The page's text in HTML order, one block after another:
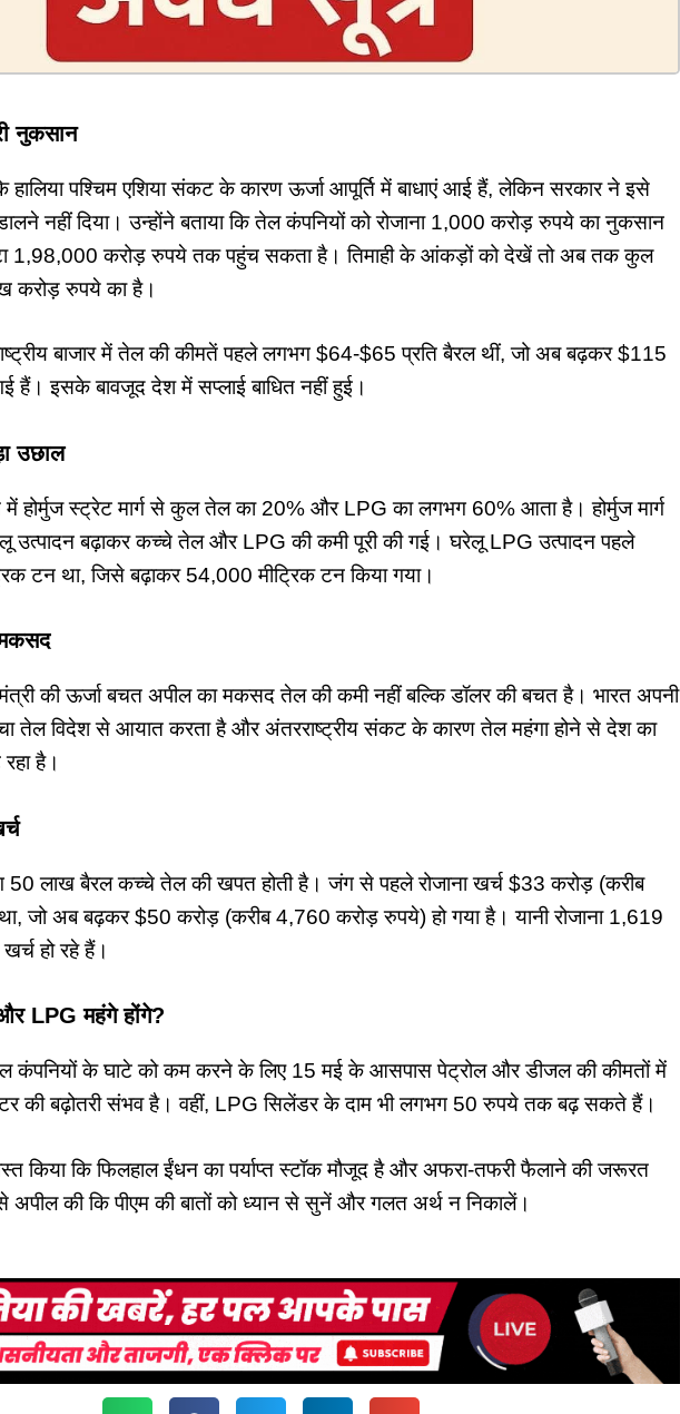
नुकसान
हालिया पश्चिम एशिया संकट के कारण ऊर्जा आपूर्ति में बाधाएं आई हैं, लेकिन सरकार ने इसे
नहीं दिया। उन्होंने बताया कि तेल कंपनियों को रोजाना 1,000 करोड़ रुपये का नुकसान
1,98,000 करोड़ रुपये तक पहुंच सकता है। तिमाही के आंकड़ों को देखें तो अब तक कुल
करोड़ रुपये का है।
बाजार में तेल की कीमतें पहले लगभग $64-$65 प्रति बैरल थीं, जो अब बढ़कर $115
हैं। इसके बावजूद देश में सप्लाई बाधित नहीं हुई।
उछाल
में होर्मुज स्ट्रेट मार्ग से कुल तेल का 20% और LPG का लगभग 60% आता है। होर्मुज मार्ग
उत्पादन बढ़ाकर कच्चे तेल और LPG की कमी पूरी की गई। घरेलू LPG उत्पादन पहले
टन था, जिसे बढ़ाकर 54,000 मीट्रिक टन किया गया।
की ऊर्जा बचत अपील का मकसद तेल की कमी नहीं बल्कि डॉलर की बचत है। भारत अपनी
तेल विदेश से आयात करता है और अंतरराष्ट्रीय संकट के कारण तेल महंगा होने से देश का
है।
50 लाख बैरल कच्चे तेल की खपत होती है। जंग से पहले रोजाना खर्च $33 करोड़ (करीब
जो अब बढ़कर $50 करोड़ (करीब 4,760 करोड़ रुपये) हो गया है। यानी रोजाना 1,619
हो रहे हैं।
LPG महंगे होंगे?
कंपनियों के घाटे को कम करने के लिए 15 मई के आसपास पेट्रोल और डीजल की कीमतों में
की बढ़ोतरी संभव है। वहीं, LPG सिलेंडर के दाम भी लगभग 50 रुपये तक बढ़ सकते हैं।
किया कि फिलहाल ईंधन का पर्याप्त स्टॉक मौजूद है और अफरा-तफरी फैलाने की जरूरत
अपील की कि पीएम की बातों को ध्यान से सुनें और गलत अर्थ न निकालें।